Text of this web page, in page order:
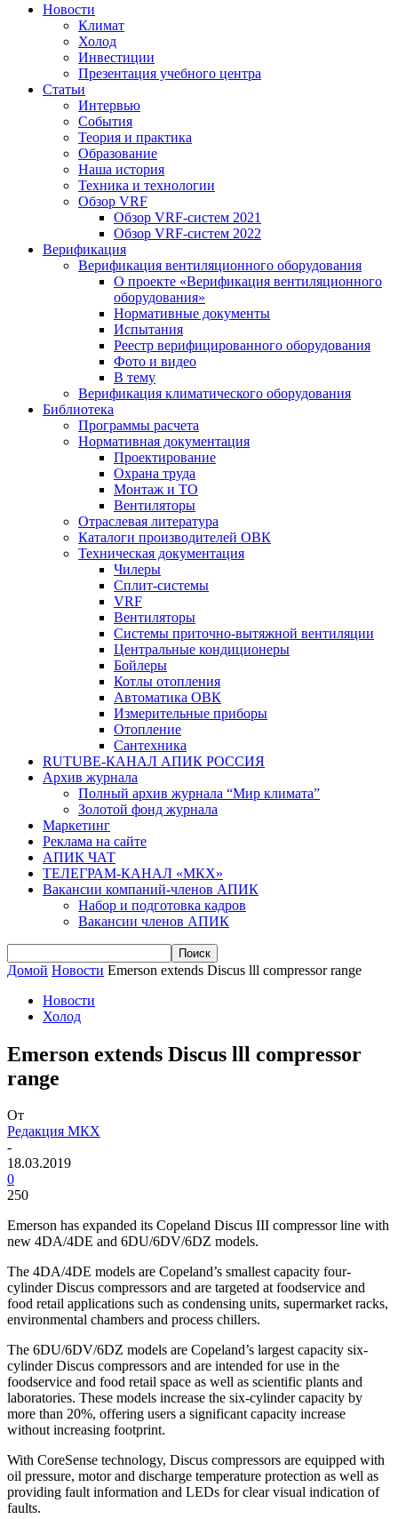
Новости
Климат
Холод
Инвестиции
Презентация учебного центра
Статьи
Интервью
События
Теория и практика
Образование
Наша история
Техника и технологии
Обзор VRF
Обзор VRF-систем 2021
Обзор VRF-систем 2022
Верификация
Верификация вентиляционного оборудования
О проекте «Верификация вентиляционного
оборудования»
Нормативные документы
Испытания
Реестр верифицированного оборудования
Фото и видео
В тему
Верификация климатического оборудования
Библиотека
Программы расчета
Нормативная документация
Проектирование
Охрана труда
Монтаж и ТО
Вентиляторы
Отраслевая литература
Каталоги производителей ОВК
Техническая документация
Чилеры
Сплит-системы
VRF
Вентиляторы
Системы приточно-вытяжной вентиляции
Центральные кондиционеры
Бойлеры
Котлы отопления
Автоматика ОВК
Измерительные приборы
Отопление
Сантехника
RUTUBE-КАНАЛ АПИК РОССИЯ
Архив журнала
Полный архив журнала “Мир климата”
Золотой фонд журнала
Маркетинг
Реклама на сайте
АПИК ЧАТ
ТЕЛЕГРАМ-КАНАЛ «МКХ»
Вакансии компаний-членов АПИК
Набор и подготовка кадров
Вакансии членов АПИК
Домой Новости Emerson extends Discus lll compressor range
Новости
Холод
Emerson extends Discus lll compressor
range
От
Редакция МКХ
-
18.03.2019
0
250
Emerson has expanded its Copeland Discus III compressor line with
new 4DA/4DE and 6DU/6DV/6DZ models.
The 4DA/4DE models are Copeland’s smallest capacity four-
cylinder Discus compressors and are targeted at foodservice and
food retail applications such as condensing units, supermarket racks,
environmental chambers and process chillers.
The 6DU/6DV/6DZ models are Copeland’s largest capacity six-
cylinder Discus compressors and are intended for use in the
foodservice and food retail space as well as scientific plants and
laboratories. These models increase the six-cylinder capacity by
more than 20%, offering users a significant capacity increase
without increasing footprint.
With CoreSense technology, Discus compressors are equipped with
oil pressure, motor and discharge temperature protection as well as
providing fault information and LEDs for clear visual indication of
faults.